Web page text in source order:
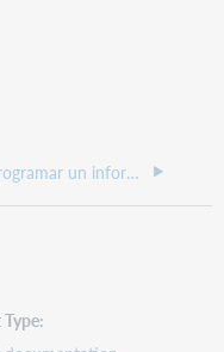
Reprogramar un informe personalizado o estándar